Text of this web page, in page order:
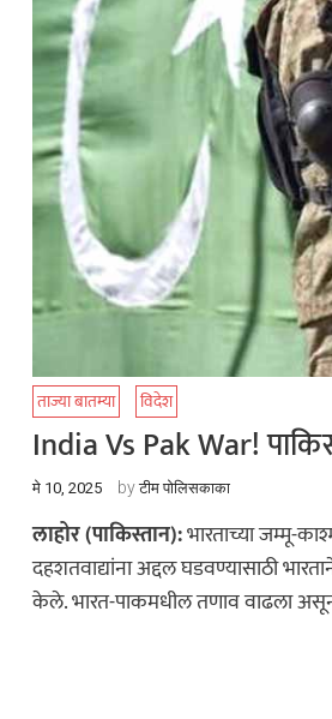
ताज्या बातम्या विदेश
India Vs Pak War!
मे 10, 2025 byटीम पोलिसकाका
लाहोर (पाकिस्तान):भारताच्या जम्मू-
दहशतवाद्यांना अद्दल घडवण्यासाठी
केले. भारत-पाकमधील तणाव वाढला